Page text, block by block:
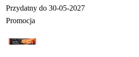
Przydatny do 30-05-2027
Promocja